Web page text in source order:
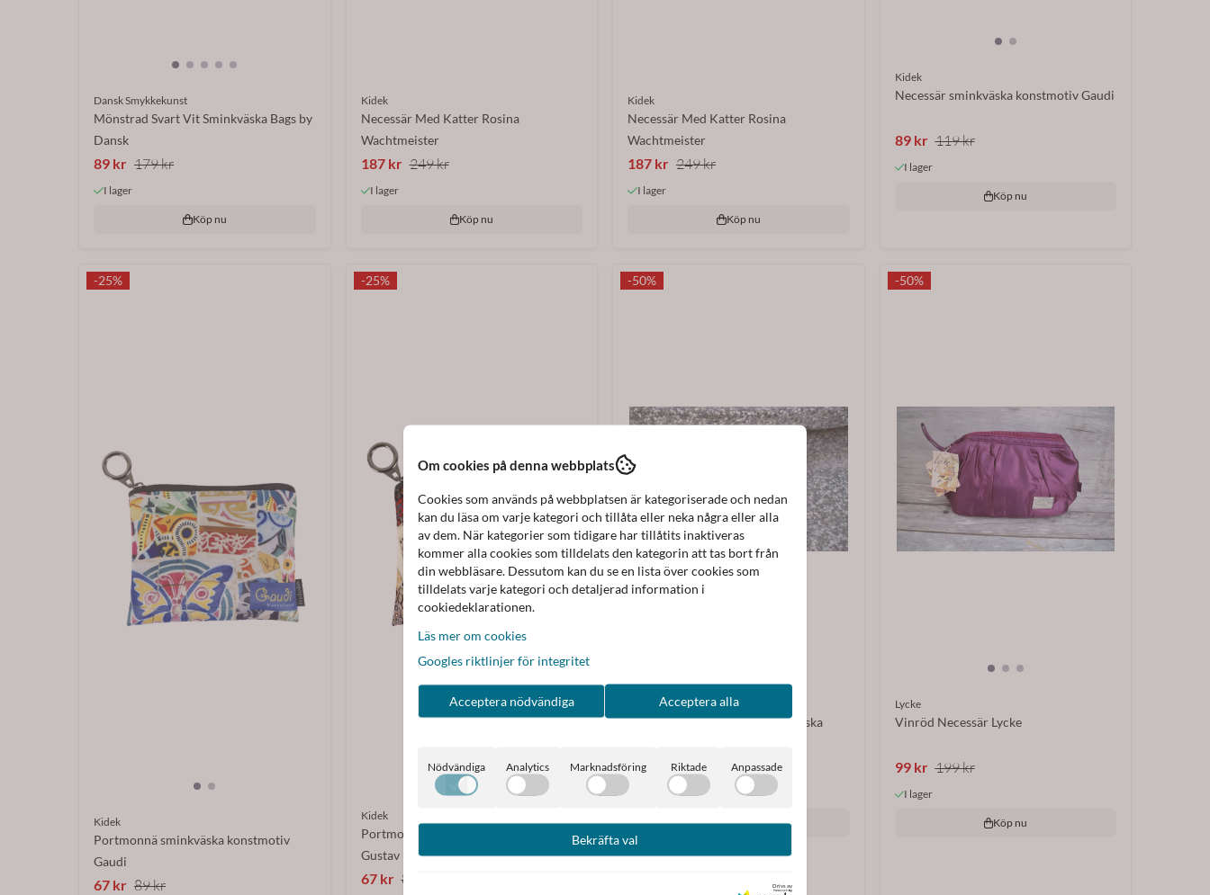
Dansk Smykkekunst
Mönstrad Svart Vit Sminkväska Bags by
Dansk
89 kr 179 kr
I lager
Köp nu
Kidek
Necessär Med Katter Rosina
Wachtmeister
187 kr 249 kr
I lager
Köp nu
Kidek
Necessär Med Katter Rosina
Wachtmeister
187 kr 249 kr
I lager
Köp nu
Kidek
Necessär sminkväska konstmotiv Gaudi
89 kr 119 kr
I lager
Köp nu
-25%
Kidek
Portmonnä sminkväska konstmotiv
Gaudi
67 kr 89 kr
-25%
Kidek
Portmonnä sminkväska konstmotiv
Gustav Klimt
67 kr 89 kr
-50%
Rosenvinge
Rosenvinge Svart väska sminkväska
99 kr 199 kr
Köp nu
-50%
Lycke
Vinröd Necessär Lycke
99 kr 199 kr
I lager
Köp nu
Om cookies på denna webbplats
Cookies som används på webbplatsen är kategoriserade och nedan
kan du läsa om varje kategori och tillåta eller neka några eller alla
av dem. När kategorier som tidigare har tillåtits inaktiveras
kommer alla cookies som tilldelats den kategorin att tas bort från
din webbläsare. Dessutom kan du se en lista över cookies som
tilldelats varje kategori och detaljerad information i
cookiedeklarationen.
Läs mer om cookies
Googles riktlinjer för integritet
Acceptera nödvändiga Acceptera alla
Nödvändiga Analytics Marknadsföring Riktade Anpassade
Bekräfta val
Drivs av